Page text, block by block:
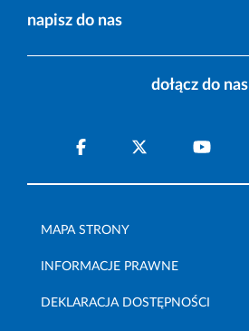
napisz do nas
dołącz do nas
MAPA STRONY
INFORMACJE PRAWNE
DEKLARACJA DOSTĘPNOŚCI